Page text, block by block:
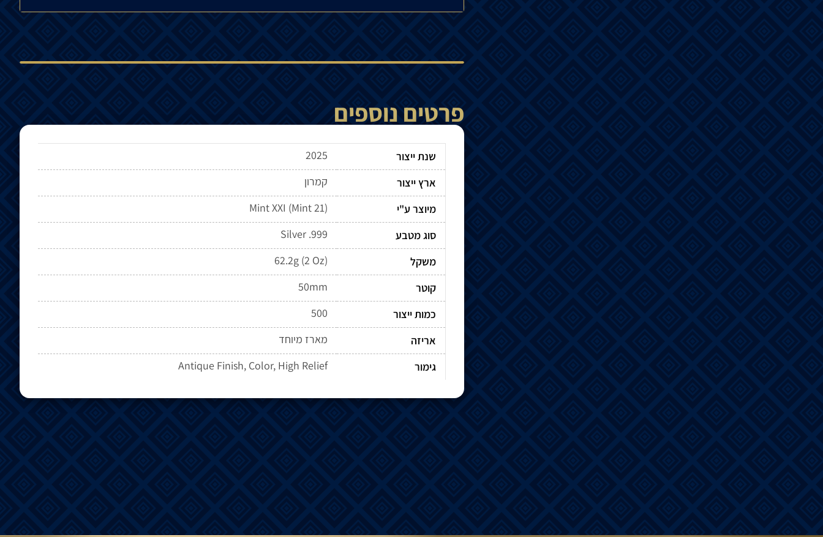
פרטים נוספים
שנת ייצור
2025
ארץ ייצור
קמרון
מיוצר ע"י
סוג מטבע
Silver .999
משקל
62.2g (2 Oz)
קוטר
50mm
כמות ייצור
500
אריזה
מארז מיוחד
גימור
Antique Finish, Color, High Relief